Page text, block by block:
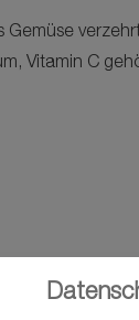
Vitamin C